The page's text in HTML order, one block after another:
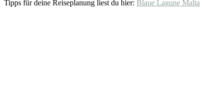
Tipps für deine Reiseplanung liest du hier: Blaue Lagune Malta